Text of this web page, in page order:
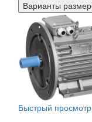
Быстрый просмотр